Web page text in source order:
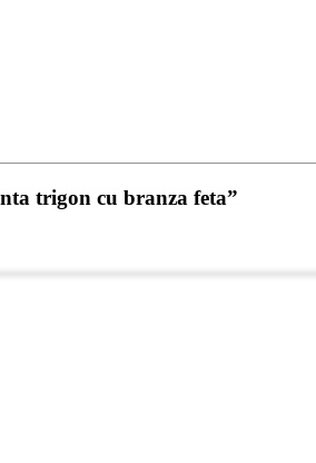
trigon cu branza feta”